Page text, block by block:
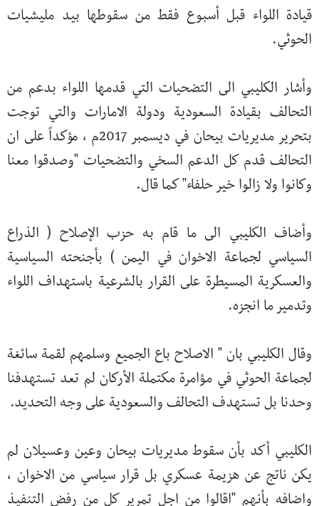
قيادة اللواء قبل أسبوع فقط من سقوطها بيد مليشيات
الحوثي.
وأشار الكليبي الى التضحيات التي قدمها اللواء بدعم من
التحالف بقيادة السعودية ودولة الامارات والتي توجت
بتحرير مديريات بيحان في ديسمبر 2017م ، مؤكداً على ان
التحالف قدم كل الدعم السخي والتضحيات "وصدقوا معنا
وكانوا ولا زالوا خير حلفاء" كما قال.
وأضاف الكليبي الى ما قام به حزب الإصلاح ( الذراع
السياسي لجماعة الاخوان في اليمن ) بأجنحته السياسية
والعسكرية المسيطرة على القرار بالشرعية باستهداف اللواء
وتدمير ما انجزه.
وقال الكليبي بان " الاصلاح باع الجميع وسلمهم لقمة سائغة
لجماعة الحوثي في مؤامرة مكتملة الأركان لم تعد تستهدفنا
وحدنا بل تستهدف التحالف والسعودية على وجه التحديد.
الكليبي أكد بأن سقوط مديريات بيحان وعين وعسيلان لم
يكن ناتج عن هزيمة عسكري بل قرار سياسي من الاخوان ،
واضافه بأنهم "اقالوا من اجل تمرير كل من رفض التنفيذ